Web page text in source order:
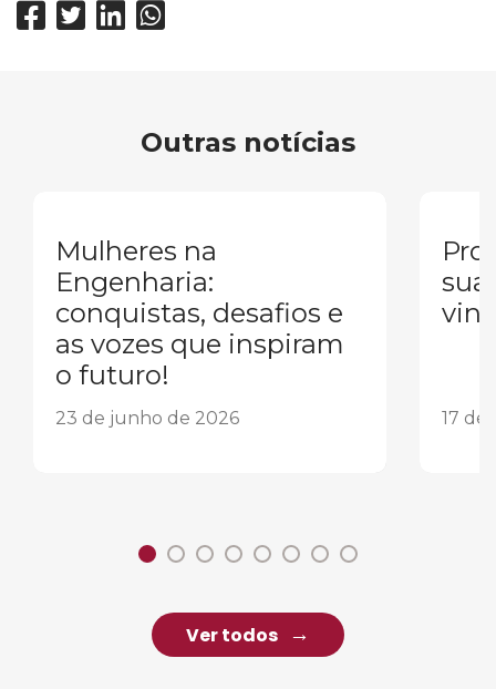
Outras notícias
Mulheres na
Engenharia:
conquistas, desafios e
as vozes que inspiram
o futuro!
23 de junho de 2026
sua
17 de
Ver todos